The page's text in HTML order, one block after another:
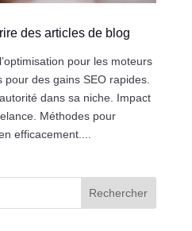
des articles de blog
pour les moteurs
des gains SEO rapides.
dans sa niche. Impact
Méthodes pour
efficacement....
Rechercher